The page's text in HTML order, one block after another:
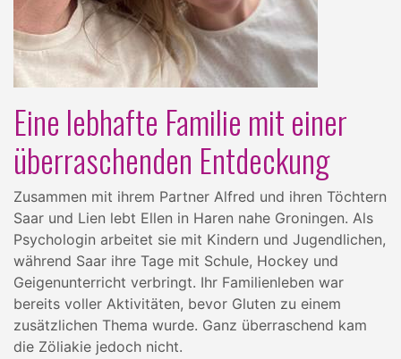
Eine lebhafte Familie mit einer
überraschenden Entdeckung
Zusammen mit ihrem Partner Alfred und ihren Töchtern
Saar und Lien lebt Ellen in Haren nahe Groningen. Als
Psychologin arbeitet sie mit Kindern und Jugendlichen,
während Saar ihre Tage mit Schule, Hockey und
Geigenunterricht verbringt. Ihr Familienleben war
bereits voller Aktivitäten, bevor Gluten zu einem
zusätzlichen Thema wurde. Ganz überraschend kam
die Zöliakie jedoch nicht.